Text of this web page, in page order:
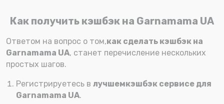
Как получить кэшбэк на Garnamama UA
Ответом на вопрос о том,как сделать кэшбэк на
Garnamama UA, станет перечисление нескольких
простых шагов.
Регистрируетесь в лучшемкэшбэк сервисе для
Garnamama UA.